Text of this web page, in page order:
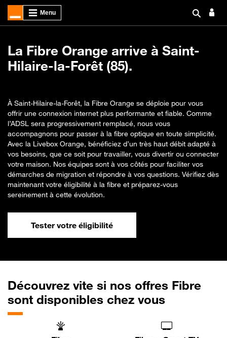
La Fibre Orange arrive à Saint-
Hilaire-la-Forêt (85).
À Saint-Hilaire-la-Forêt, la Fibre Orange se déploie pour vous
offrir une connexion internet plus performante et fiable. Comme
l’ADSL sera progressivement remplacé, nous vous
accompagnons pour passer à la fibre optique en toute simplicité.
Avec la Livebox Orange, bénéficiez d’un très haut débit adapté à
vos besoins, que ce soit pour travailler, vous divertir ou connecter
votre maison. Nos équipes sont à vos côtés pour faciliter vos
démarches de migration et répondre à vos questions. Vérifiez dès
maintenant votre éligibilité à la fibre et préparez-vous
sereinement à cette évolution.
Tester votre éligibilité
Découvrez vite si nos offres Fibre
sont disponibles chez vous